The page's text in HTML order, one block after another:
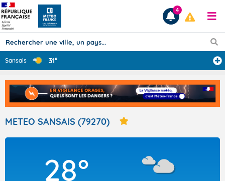
Prévisions
TOUS LES RÉSULTATS
Articles
4
Sansais 31°
METEO SANSAIS (79270)
28°